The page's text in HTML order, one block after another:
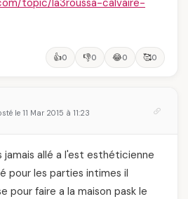
topic/la3roussa-calvaire-
👍0 👎0 😂0 🥰0
le 11 Mar 2015 à 11:23
jamais allé a l'est esthéticienne
pour les parties intimes il
pour faire a la maison pask le